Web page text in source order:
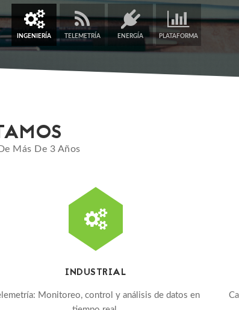
INGENIERÍA TELEMETRÍA ENERGÍA PLATAFORMA
Más De 3 Años
INDUSTRIAL
Monitoreo, control y análisis de datos en